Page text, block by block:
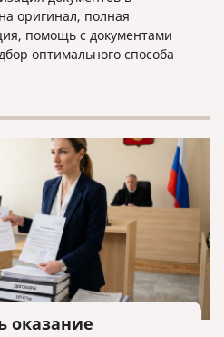
оригинал, полная
помощь с документами
оптимального способа
оказание